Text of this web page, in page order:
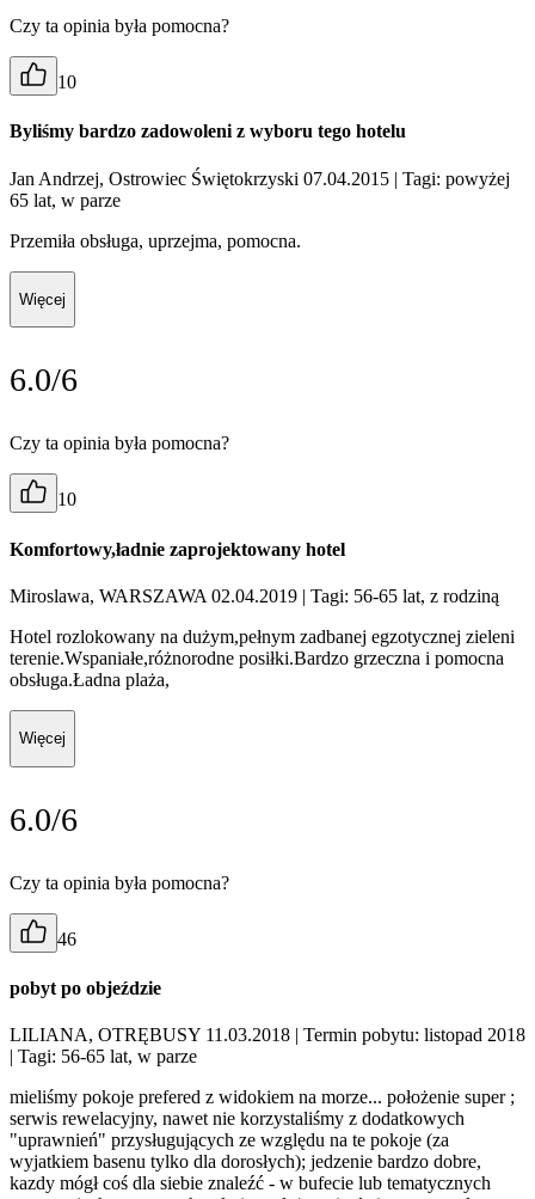
Czy ta opinia była pomocna?
10
Byliśmy bardzo zadowoleni z wyboru tego hotelu
Jan Andrzej, Ostrowiec Świętokrzyski 07.04.2015 | Tagi: powyżej
65 lat, w parze
Przemiła obsługa, uprzejma, pomocna.
Więcej
6.0/6
Czy ta opinia była pomocna?
10
Komfortowy,ładnie zaprojektowany hotel
Miroslawa, WARSZAWA 02.04.2019 | Tagi: 56-65 lat, z rodziną
Hotel rozlokowany na dużym,pełnym zadbanej egzotycznej zieleni
terenie.Wspaniałe,różnorodne posiłki.Bardzo grzeczna i pomocna
obsługa.Ładna plaża,
Więcej
6.0/6
Czy ta opinia była pomocna?
46
pobyt po objeździe
LILIANA, OTRĘBUSY 11.03.2018 | Termin pobytu: listopad 2018
| Tagi: 56-65 lat, w parze
mieliśmy pokoje prefered z widokiem na morze... położenie super ;
serwis rewelacyjny, nawet nie korzystaliśmy z dodatkowych
"uprawnień" przysługujących ze względu na te pokoje (za
wyjatkiem basenu tylko dla dorosłych); jedzenie bardzo dobre,
kazdy mógł coś dla siebie znaleźć - w bufecie lub tematycznych